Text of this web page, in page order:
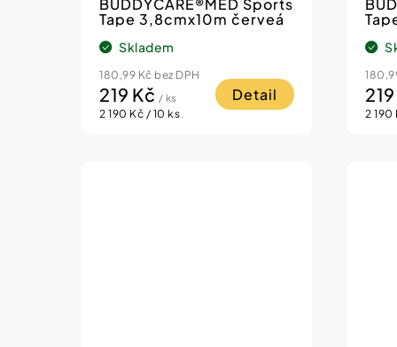
BUDDYCARE®MED Sports
Tape 3,8cmx10m červeá
Skladem
180,99 Kč bez DPH
219 Kč / ks
Měrná
2 190 Kč / 10 ks
Detail
Měrná
2 190